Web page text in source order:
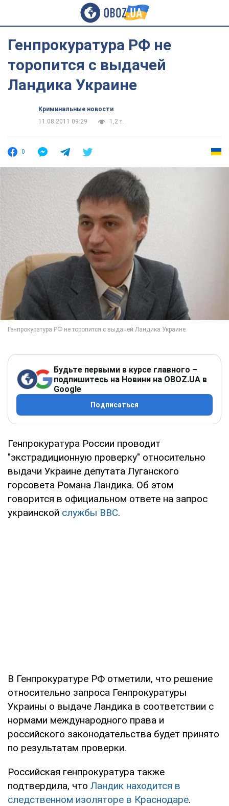
Генпрокуратура РФ не
торопится с выдачей
Ландика Украине
Криминальные новости
11.08.2011 09:29
1,2 т.
0
Будьте первыми в курсе главного –
подпишитесь на Новини на OBOZ.UA в
Google
Подписаться
Генпрокуратура России проводит
"экстрадиционную проверку" относительно
выдачи Украине депутата Луганского
горсовета Романа Ландика. Об этом
говорится в официальном ответе на запрос
украинской службы BBC.
В Генпрокуратуре РФ отметили, что решение
относительно запроса Генпрокуратуры
Украины о выдаче Ландика в соответствии с
нормами международного права и
российского законодательства будет принято
по результатам проверки.
Российская генпрокуратура также
подтвердила, что Ландик находится в
следственном изоляторе в Краснодаре.